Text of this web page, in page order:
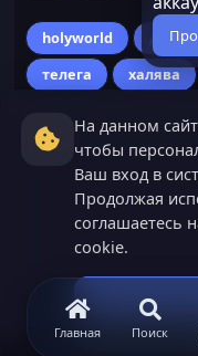
Главная Поиск
holyworld
телега
халява
На данном
чтобы
Ваш вход в
Продолжая
соглашаетесь
cookie.